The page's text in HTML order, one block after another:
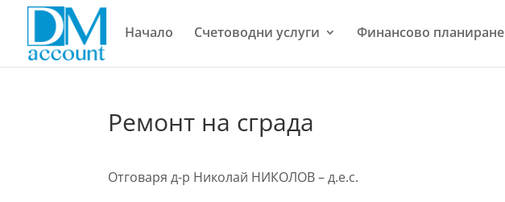
Начало Счетоводни услуги Финансово планиране
Ремонт на сграда
Отговаря д-р Николай НИКОЛОВ – д.е.с.